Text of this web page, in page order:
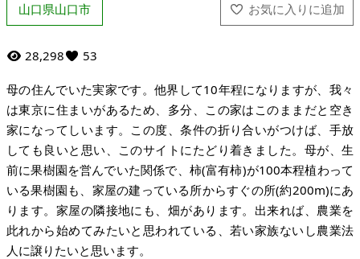
山口県山口市
28,298 53
母の住んでいた実家です。他界して10年程になりますが、我々
は東京に住まいがあるため、多分、この家はこのままだと空き
家になってしいます。この度、条件の折り合いがつけば、手放
しても良いと思い、このサイトにたどり着きました。母が、生
前に果樹園を営んでいた関係で、柿(富有柿)が100本程植わって
いる果樹園も、家屋の建っている所からすぐの所(約200m)にあ
ります。家屋の隣接地にも、畑があります。出来れば、農業を
此れから始めてみたいと思われている、若い家族ないし農業法
人に譲りたいと思います。